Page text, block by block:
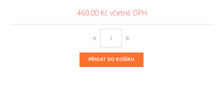
469,00 Kč
PŘIDAT DO KOŠÍKU